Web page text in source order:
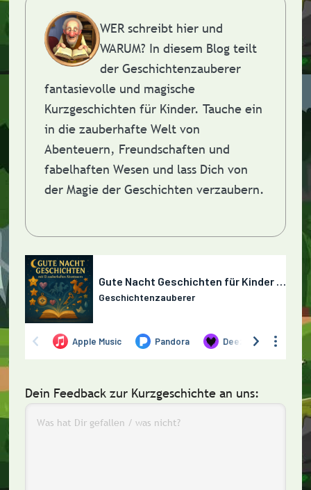
WER schreibt hier und
WARUM? In diesem Blog teilt
der Geschichtenzauberer
fantasievolle und magische
Kurzgeschichten für Kinder. Tauche ein
in die zauberhafte Welt von
Abenteuern, Freundschaften und
fabelhaften Wesen und lass Dich von
der Magie der Geschichten verzaubern.
Dein Feedback zur Kurzgeschichte an uns: